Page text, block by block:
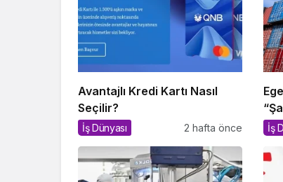
Avantajlı Kredi Kartı Nasıl
Seçilir?
İş Dünyası 2 hafta önce İş